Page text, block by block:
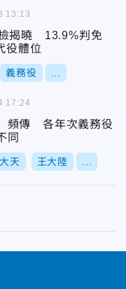
揭曉 13.9%判免
役體位
義務役
13:13
頻傳 各年次義務役
同
天 王大陸
17:24